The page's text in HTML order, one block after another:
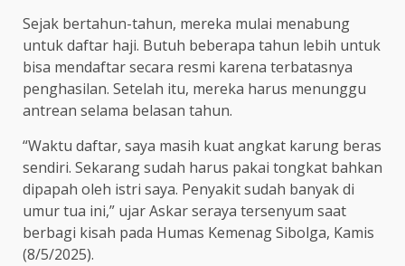
Sejak bertahun-tahun, mereka mulai menabung
untuk daftar haji. Butuh beberapa tahun lebih untuk
bisa mendaftar secara resmi karena terbatasnya
penghasilan. Setelah itu, mereka harus menunggu
antrean selama belasan tahun.
“Waktu daftar, saya masih kuat angkat karung beras
sendiri. Sekarang sudah harus pakai tongkat bahkan
dipapah oleh istri saya. Penyakit sudah banyak di
umur tua ini,” ujar Askar seraya tersenyum saat
berbagi kisah pada Humas Kemenag Sibolga, Kamis
(8/5/2025).